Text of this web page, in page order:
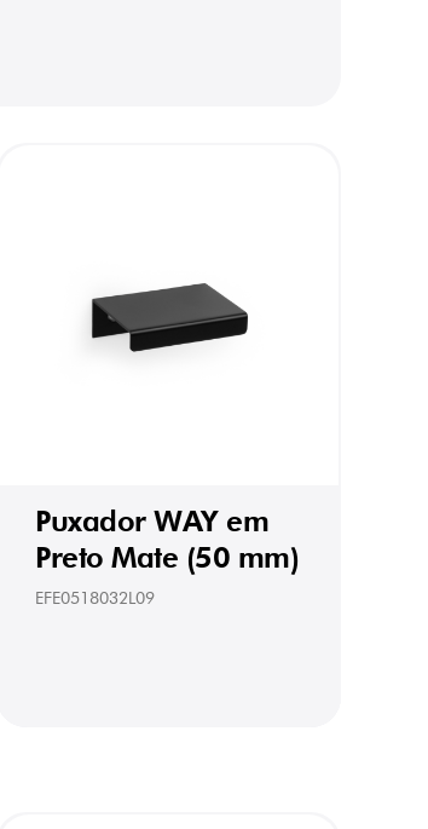
Puxador WAY em
Preto Mate (50 mm)
EFE0518032L09